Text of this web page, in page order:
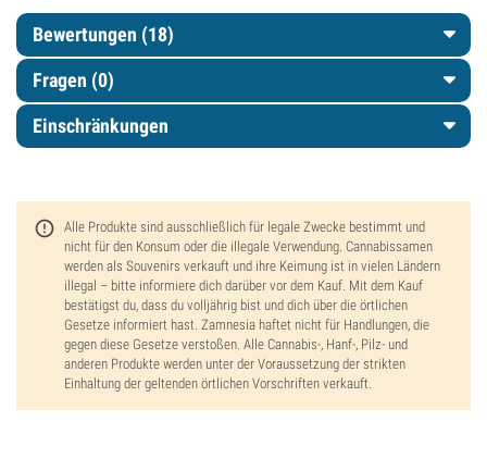
Bewertungen (18)
Fragen (0)
Einschränkungen
Alle Produkte sind ausschließlich für legale Zwecke bestimmt und
nicht für den Konsum oder die illegale Verwendung. Cannabissamen
werden als Souvenirs verkauft und ihre Keimung ist in vielen Ländern
illegal – bitte informiere dich darüber vor dem Kauf. Mit dem Kauf
bestätigst du, dass du volljährig bist und dich über die örtlichen
Gesetze informiert hast. Zamnesia haftet nicht für Handlungen, die
gegen diese Gesetze verstoßen. Alle Cannabis-, Hanf-, Pilz- und
anderen Produkte werden unter der Voraussetzung der strikten
Einhaltung der geltenden örtlichen Vorschriften verkauft.